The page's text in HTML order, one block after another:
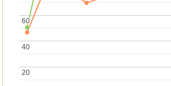
20
20
40
40
60
60